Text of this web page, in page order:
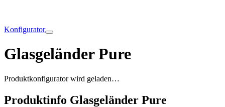
Konfigurator
Glasgeländer Pure
Produktkonfigurator wird geladen…
Produktinfo Glasgeländer Pure